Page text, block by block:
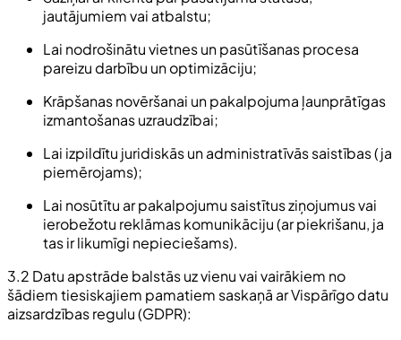
jautājumiem vai atbalstu;
Lai nodrošinātu vietnes un pasūtīšanas procesa
pareizu darbību un optimizāciju;
Krāpšanas novēršanai un pakalpojuma ļaunprātīgas
izmantošanas uzraudzībai;
Lai izpildītu juridiskās un administratīvās saistības (ja
piemērojams);
Lai nosūtītu ar pakalpojumu saistītus ziņojumus vai
ierobežotu reklāmas komunikāciju (ar piekrišanu, ja
tas ir likumīgi nepieciešams).
3.2 Datu apstrāde balstās uz vienu vai vairākiem no
šādiem tiesiskajiem pamatiem saskaņā ar Vispārīgo datu
aizsardzības regulu (GDPR):